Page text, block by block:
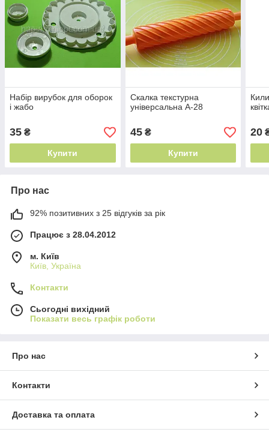
Набір вирубок для оборок
і жабо
35 ₴
Купити
Скалка текстурна
універсальна А-28
45₴
Купити
20
Про нас
92% позитивних з 25 відгуків за рік
Працює з 28.04.2012
м. Київ
Київ, Україна
Контакти
Сьогодні вихідний
Показати весь графік роботи
Про нас
Контакти
Доставка та оплата